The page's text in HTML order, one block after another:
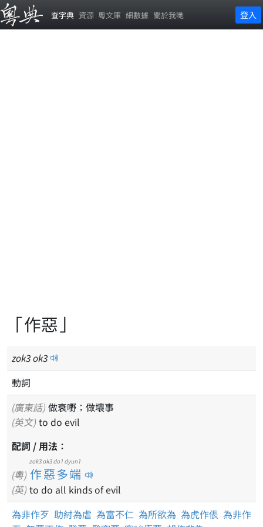
查字典 資源 粵文庫 細數據 關於我哋 登入
「作惡」
zok3ok3
動詞
(廣東話) 做衰嘢；做壞事
(英文) to do evil
配詞 / 用法：
(粵) 作惡多端
zok3 ok3 do1 dyun1
(英) to do all kinds of evil
為非作歹 助紂為虐 為富不仁 為所欲為 為虎作倀 為非作